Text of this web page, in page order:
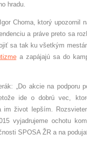
hradu.
Igor Choma, ktorý upozornil
a práve preto sa
sa tak ku všetkým
a zapájajú sa do
„Do akcie na podporu
ide o dobrú vec,
život lepším.
vyjadrujeme ochotu
SPOSA ŽR a na